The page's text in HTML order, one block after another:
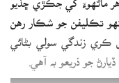
تڪليفن جو شڪار رهن
ڪري زندگي سولي بڻائي
جو ذريعو به آهي.